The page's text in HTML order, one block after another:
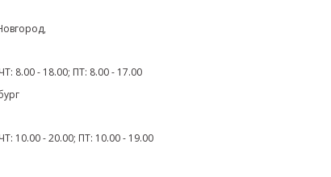
,
8.00 - 18.00; ПТ: 8.00 - 17.00
10.00 - 20.00; ПТ: 10.00 - 19.00